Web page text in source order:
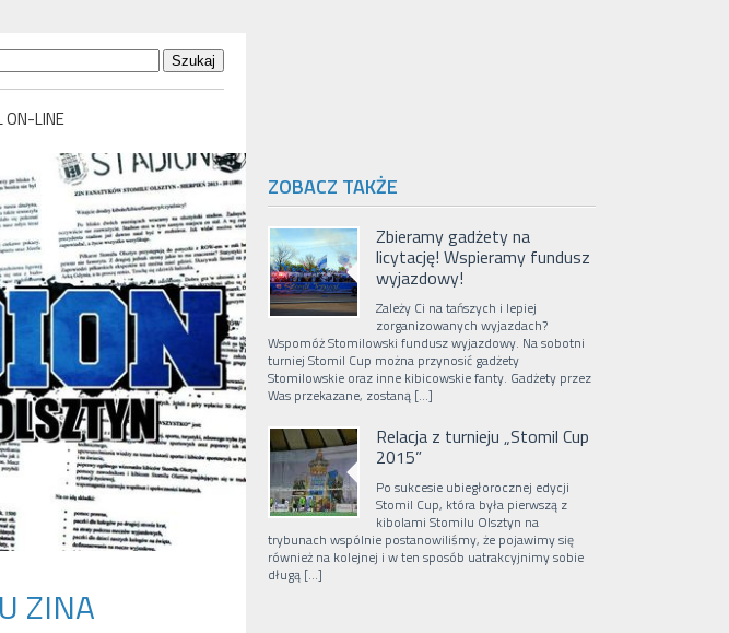
ON-LINE
ZINA
ZOBACZ TAKŻE
Zbieramy gadżety na
licytację! Wspieramy fundusz
wyjazdowy!
Zależy Ci na tańszych i lepiej
zorganizowanych wyjazdach?
Wspomóż Stomilowski fundusz wyjazdowy. Na sobotni
turniej Stomil Cup można przynosić gadżety
Stomilowskie oraz inne kibicowskie fanty. Gadżety przez
Was przekazane, zostaną […]
Relacja z turnieju „Stomil Cup
2015”
Po sukcesie ubiegłorocznej edycji
Stomil Cup, która była pierwszą z
kibolami Stomilu Olsztyn na
trybunach wspólnie postanowiliśmy, że pojawimy się
również na kolejnej i w ten sposób uatrakcyjnimy sobie
długą […]